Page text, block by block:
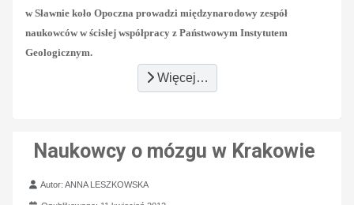
w Sławnie koło Opoczna prowadzi międzynarodowy zespół
naukowców w ścisłej współpracy z Państwowym Instytutem
Geologicznym.
Więcej…
Naukowcy o mózgu w Krakowie
Szczegóły
Autor:ANNA LESZKOWSKA